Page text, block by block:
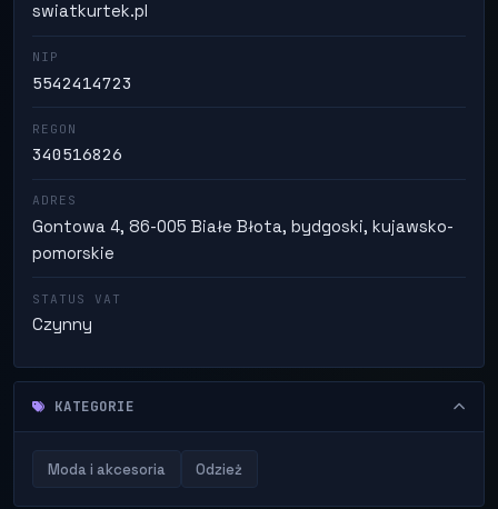
swiatkurtek.pl
NIP
5542414723
REGON
340516826
ADRES
Gontowa 4, 86-005 Białe Błota, bydgoski, kujawsko-
pomorskie
STATUS VAT
Czynny
KATEGORIE
Moda i akcesoria Odzież